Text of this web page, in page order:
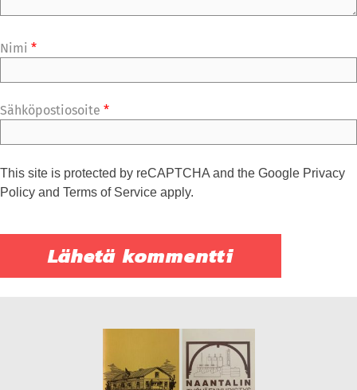
Nimi *
Sähköpostiosoite *
This site is protected by reCAPTCHA and the Google Privacy
Policy and Terms of Service apply.